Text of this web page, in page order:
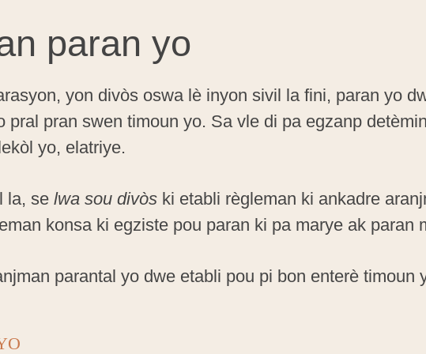
paran yo
yon divòs oswa lè inyon sivil la fini, paran yo
pral pran swen timoun yo. Sa vle di pa egzanp
yo, elatriye.
la, se lwa sou divòski etabli règleman ki ankadre
konsa ki egziste pou paran ki pa marye ak paran
parantal yo dwe etabli pou pi bon enterè timoun